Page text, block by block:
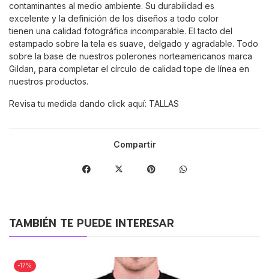
contaminantes al medio ambiente. Su durabilidad es
excelente y la definición de los diseños a todo color
tienen una calidad fotográfica incomparable. El tacto del
estampado sobre la tela es suave, delgado y agradable. Todo
sobre la base de nuestros polerones norteamericanos marca
Gildan, para completar el círculo de calidad tope de línea en
nuestros productos.
Revisa tu medida dando click aquí: TALLAS
Compartir
TAMBIÉN TE PUEDE INTERESAR
-17%